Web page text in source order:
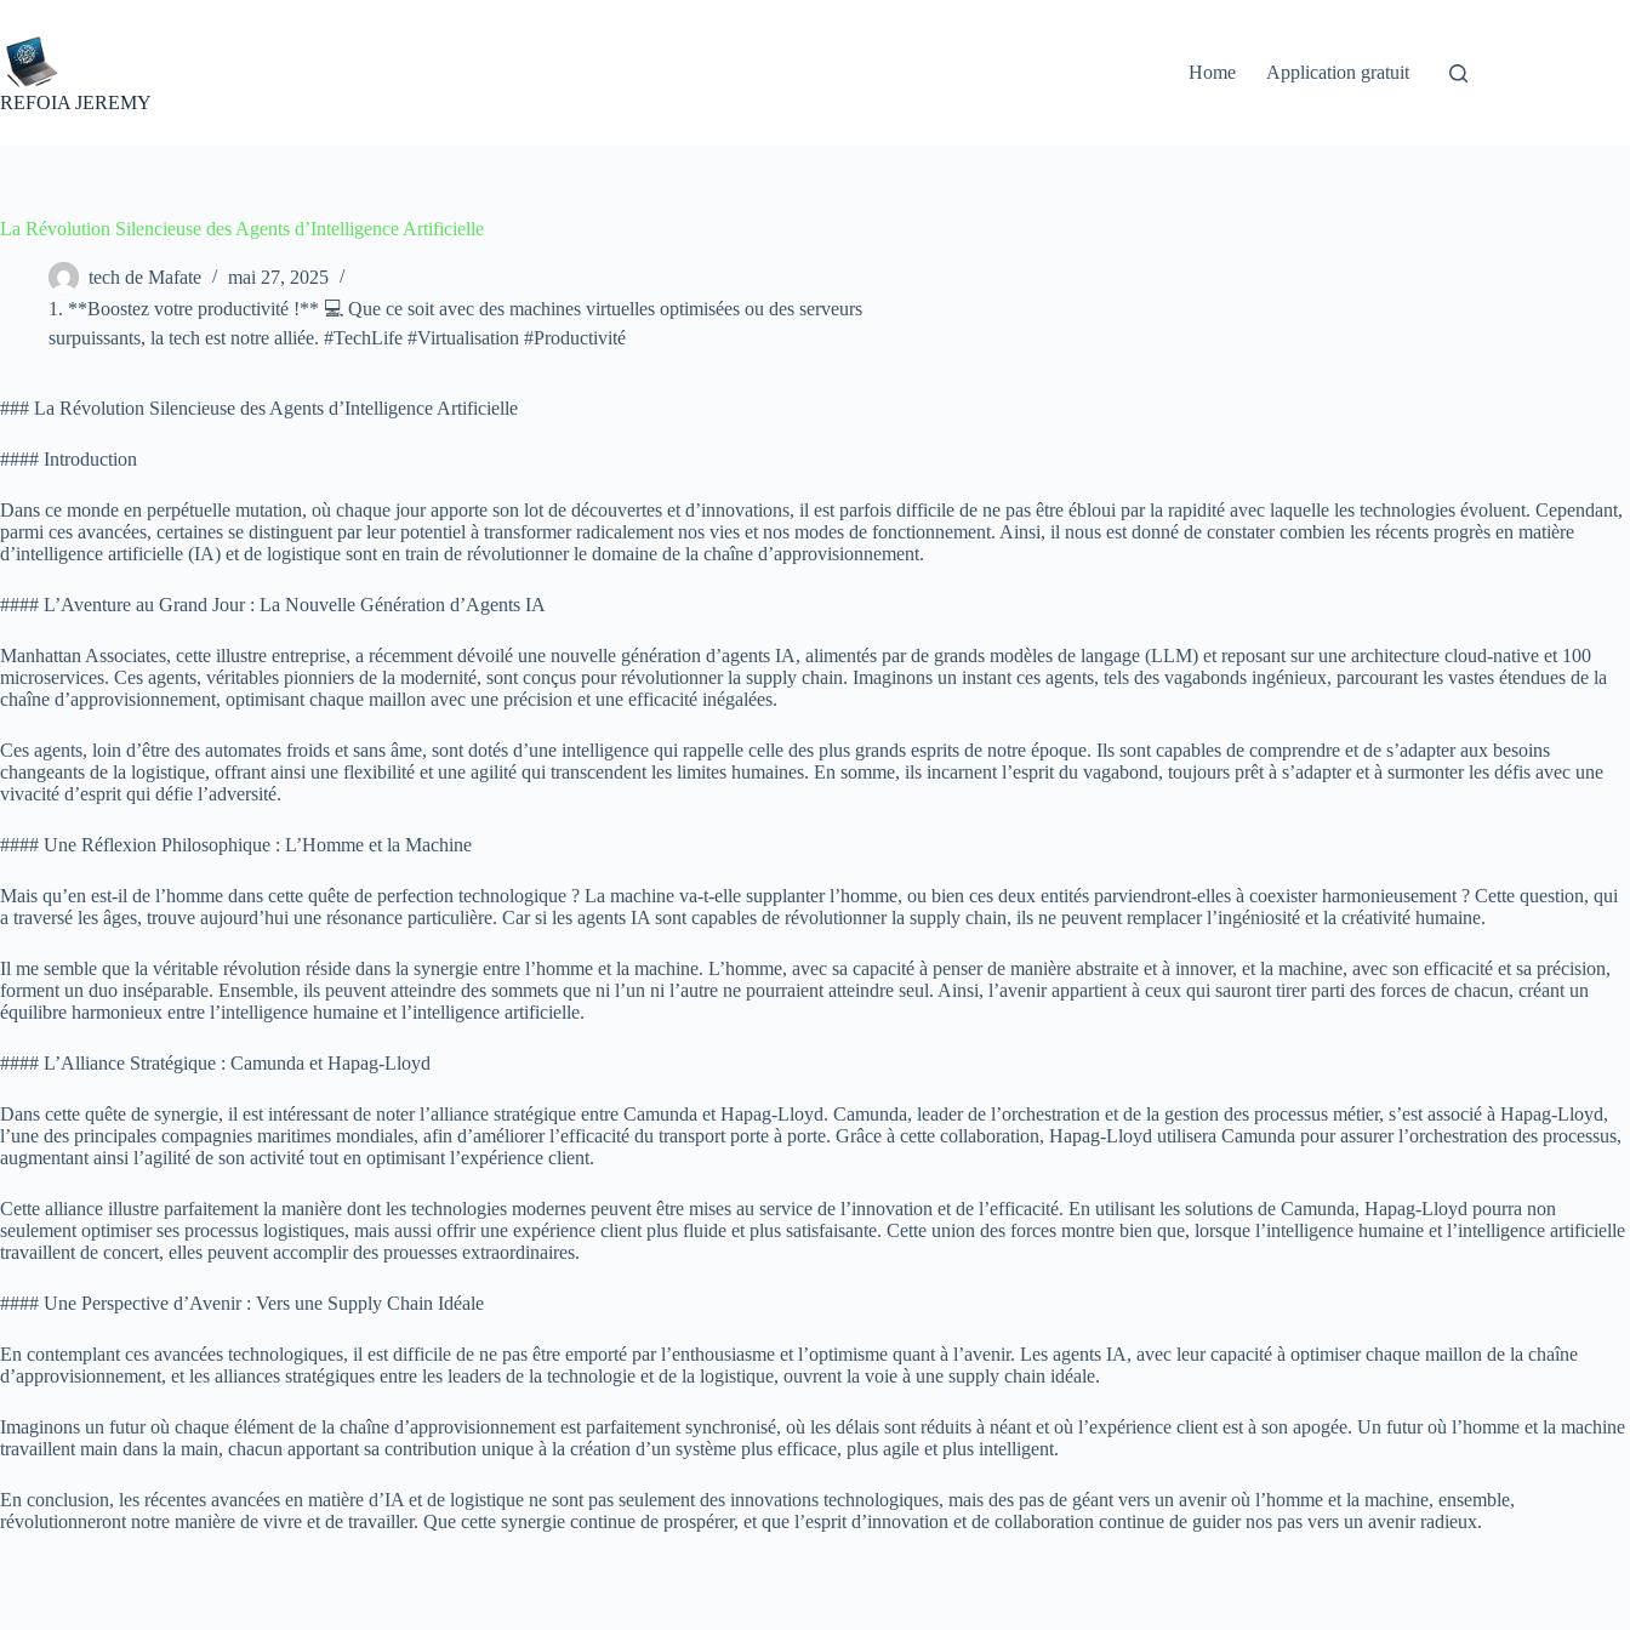
contenu
REFOIA JEREMY
Home Application gratuit
La Révolution Silencieuse des Agents d’Intelligence Artificielle
tech de Mafate
mai 27, 2025
1. **Boostez votre productivité !** 💻 Que ce soit avec des machines virtuelles optimisées ou des serveurs
surpuissants, la tech est notre alliée. #TechLife #Virtualisation #Productivité
### La Révolution Silencieuse des Agents d’Intelligence Artificielle
#### Introduction
Dans ce monde en perpétuelle mutation, où chaque jour apporte son lot de découvertes et d’innovations, il est parfois difficile de ne pas être ébloui par la rapidité avec laquelle les technologies évoluent. Cependant,
parmi ces avancées, certaines se distinguent par leur potentiel à transformer radicalement nos vies et nos modes de fonctionnement. Ainsi, il nous est donné de constater combien les récents progrès en matière
d’intelligence artificielle (IA) et de logistique sont en train de révolutionner le domaine de la chaîne d’approvisionnement.
#### L’Aventure au Grand Jour : La Nouvelle Génération d’Agents IA
Manhattan Associates, cette illustre entreprise, a récemment dévoilé une nouvelle génération d’agents IA, alimentés par de grands modèles de langage (LLM) et reposant sur une architecture cloud-native et 100
microservices. Ces agents, véritables pionniers de la modernité, sont conçus pour révolutionner la supply chain. Imaginons un instant ces agents, tels des vagabonds ingénieux, parcourant les vastes étendues de la
chaîne d’approvisionnement, optimisant chaque maillon avec une précision et une efficacité inégalées.
Ces agents, loin d’être des automates froids et sans âme, sont dotés d’une intelligence qui rappelle celle des plus grands esprits de notre époque. Ils sont capables de comprendre et de s’adapter aux besoins
changeants de la logistique, offrant ainsi une flexibilité et une agilité qui transcendent les limites humaines. En somme, ils incarnent l’esprit du vagabond, toujours prêt à s’adapter et à surmonter les défis avec une
vivacité d’esprit qui défie l’adversité.
#### Une Réflexion Philosophique : L’Homme et la Machine
Mais qu’en est-il de l’homme dans cette quête de perfection technologique ? La machine va-t-elle supplanter l’homme, ou bien ces deux entités parviendront-elles à coexister harmonieusement ? Cette question, qui
a traversé les âges, trouve aujourd’hui une résonance particulière. Car si les agents IA sont capables de révolutionner la supply chain, ils ne peuvent remplacer l’ingéniosité et la créativité humaine.
Il me semble que la véritable révolution réside dans la synergie entre l’homme et la machine. L’homme, avec sa capacité à penser de manière abstraite et à innover, et la machine, avec son efficacité et sa précision,
forment un duo inséparable. Ensemble, ils peuvent atteindre des sommets que ni l’un ni l’autre ne pourraient atteindre seul. Ainsi, l’avenir appartient à ceux qui sauront tirer parti des forces de chacun, créant un
équilibre harmonieux entre l’intelligence humaine et l’intelligence artificielle.
#### L’Alliance Stratégique : Camunda et Hapag-Lloyd
Dans cette quête de synergie, il est intéressant de noter l’alliance stratégique entre Camunda et Hapag-Lloyd. Camunda, leader de l’orchestration et de la gestion des processus métier, s’est associé à Hapag-Lloyd,
l’une des principales compagnies maritimes mondiales, afin d’améliorer l’efficacité du transport porte à porte. Grâce à cette collaboration, Hapag-Lloyd utilisera Camunda pour assurer l’orchestration des processus,
augmentant ainsi l’agilité de son activité tout en optimisant l’expérience client.
Cette alliance illustre parfaitement la manière dont les technologies modernes peuvent être mises au service de l’innovation et de l’efficacité. En utilisant les solutions de Camunda, Hapag-Lloyd pourra non
seulement optimiser ses processus logistiques, mais aussi offrir une expérience client plus fluide et plus satisfaisante. Cette union des forces montre bien que, lorsque l’intelligence humaine et l’intelligence artificielle
travaillent de concert, elles peuvent accomplir des prouesses extraordinaires.
#### Une Perspective d’Avenir : Vers une Supply Chain Idéale
En contemplant ces avancées technologiques, il est difficile de ne pas être emporté par l’enthousiasme et l’optimisme quant à l’avenir. Les agents IA, avec leur capacité à optimiser chaque maillon de la chaîne
d’approvisionnement, et les alliances stratégiques entre les leaders de la technologie et de la logistique, ouvrent la voie à une supply chain idéale.
Imaginons un futur où chaque élément de la chaîne d’approvisionnement est parfaitement synchronisé, où les délais sont réduits à néant et où l’expérience client est à son apogée. Un futur où l’homme et la machine
travaillent main dans la main, chacun apportant sa contribution unique à la création d’un système plus efficace, plus agile et plus intelligent.
En conclusion, les récentes avancées en matière d’IA et de logistique ne sont pas seulement des innovations technologiques, mais des pas de géant vers un avenir où l’homme et la machine, ensemble,
révolutionneront notre manière de vivre et de travailler. Que cette synergie continue de prospérer, et que l’esprit d’innovation et de collaboration continue de guider nos pas vers un avenir radieux.